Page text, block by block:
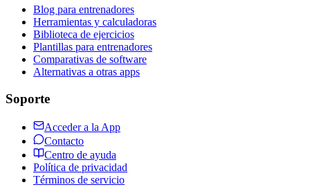
Blog para entrenadores
Herramientas y calculadoras
Biblioteca de ejercicios
Plantillas para entrenadores
Comparativas de software
Alternativas a otras apps
Soporte
Acceder a la App
Contacto
Centro de ayuda
Política de privacidad
Términos de servicio